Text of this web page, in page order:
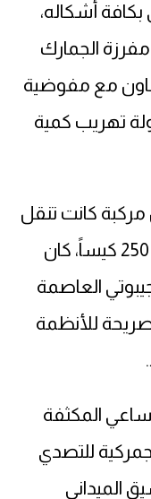
بكافة أشكاله،
الجمارك
مع مفوضية
تهريب كمية
كانت تنقل
شحنة من القات المهرّب تُقدّر بـ 250 كيساً، كان
العاصمة
للأنظمة
المكثفة
للتصدي
الميداني